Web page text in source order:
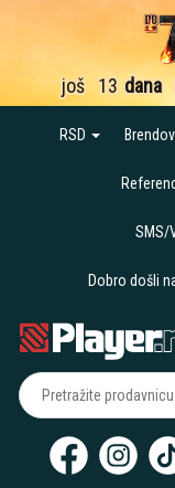
još 13 dana
RSD
SMS/
Dobro došli